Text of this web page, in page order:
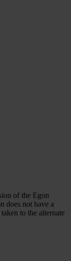
of the Egon
does not have a
to the alternate